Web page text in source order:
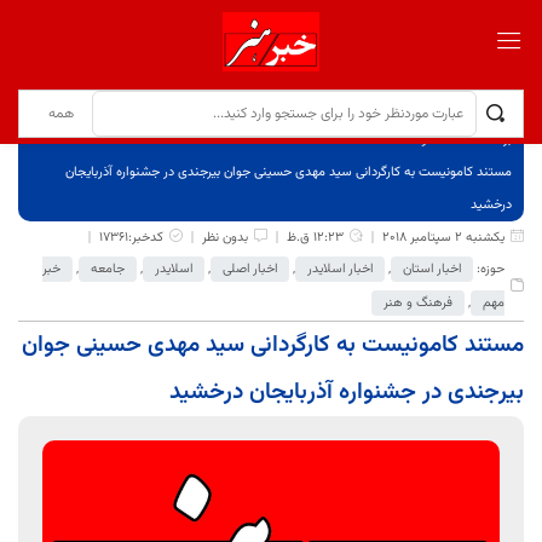
برگ نخست
نوشته‌ها
مستند کامونیست به کارگردانی سید مهدی حسینی جوان بیرجندی در جشنواره آذربایجان
درخشید
یکشنبه 2 سپتامبر 2018
12:23 ق.ظ بدون نظر
کدخبر:17361
حوزه:
اخبار استان , اخبار اسلایدر , اخبار اصلی , اسلایدر , جامعه ,
خبر
مهم , فرهنگ و هنر
مستند کامونیست به کارگردانی سید مهدی حسینی جوان
بیرجندی در جشنواره آذربایجان درخشید